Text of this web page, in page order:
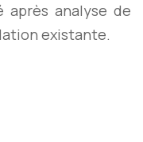
après analyse de
existante.